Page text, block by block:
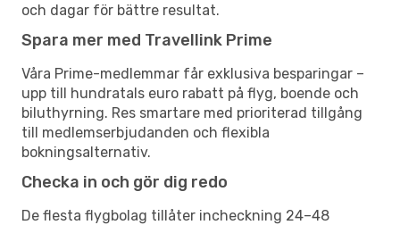
och dagar för bättre resultat.
Spara mer med Travellink Prime
Våra Prime-medlemmar får exklusiva besparingar –
upp till hundratals euro rabatt på flyg, boende och
biluthyrning. Res smartare med prioriterad tillgång
till medlemserbjudanden och flexibla
bokningsalternativ.
Checka in och gör dig redo
De flesta flygbolag tillåter incheckning 24–48